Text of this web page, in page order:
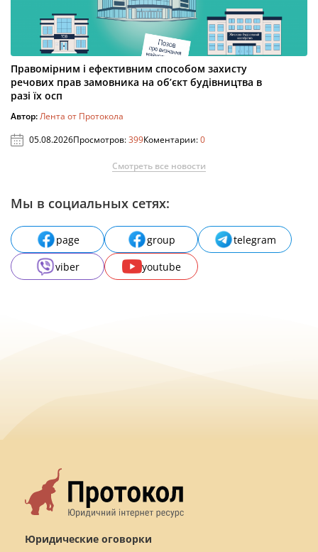
Правомірним і ефективним способом захисту
речових прав замовника на об’єкт будівництва в
разі їх осп
Автор:Лента от Протокола
05.08.2026Просмотров:399Коментарии:0
Смотреть все новости
Мы в социальных сетях:
page group
telegram
viber
youtube
Юридические оговорки